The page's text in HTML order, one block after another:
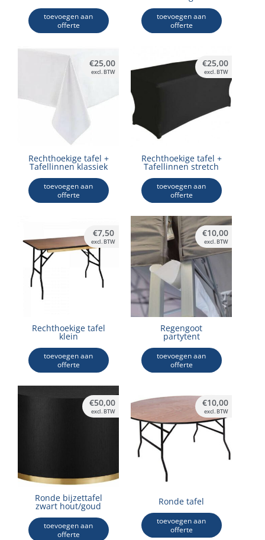
toevoegen aan
offerte
toevoegen aan
offerte
Rechthoekige tafel +
Tafellinnen klassiek
toevoegen aan
offerte
€25,00
excl. BTW
Rechthoekige tafel +
Tafellinnen stretch
toevoegen aan
offerte
€25,00
excl. BTW
Rechthoekige tafel
klein
toevoegen aan
offerte
€7,50
excl. BTW
Regengoot
partytent
toevoegen aan
offerte
€10,00
excl. BTW
Ronde bijzettafel
zwart hout/goud
toevoegen aan
offerte
€50,00
excl. BTW
Ronde tafel
toevoegen aan
offerte
€10,00
excl. BTW